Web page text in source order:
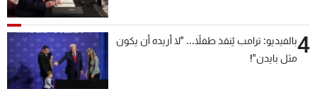
4بالفيديو: ترامب يُنقذ طفلاً... "لا أريده أن يكون
مثل بايدن"!